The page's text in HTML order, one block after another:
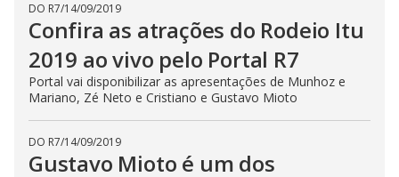
DO R7/14/09/2019
Confira as atrações do Rodeio Itu
2019 ao vivo pelo Portal R7
Portal vai disponibilizar as apresentações de Munhoz e
Mariano, Zé Neto e Cristiano e Gustavo Mioto
DO R7/14/09/2019
Gustavo Mioto é um dos